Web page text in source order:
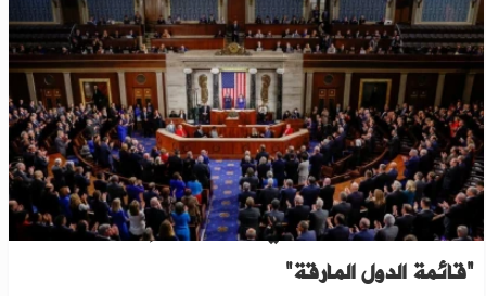
مجلس الشيوخ الأمريكي يوافق على إزالة سوريا من
“قائمة الدول المارقة"